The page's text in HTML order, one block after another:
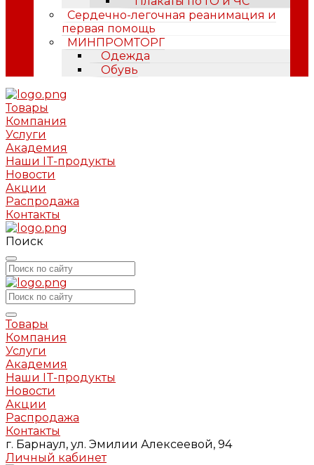
Сердечно-легочная реанимация и
первая помощь
МИНПРОМТОРГ
Одежда
Обувь
Товары
Компания
Услуги
Академия
Наши IT-продукты
Новости
Акции
Распродажа
Контакты
Поиск
Товары
Компания
Услуги
Академия
Наши IT-продукты
Новости
Акции
Распродажа
Контакты
г. Барнаул, ул. Эмилии Алексеевой, 94
Личный кабинет